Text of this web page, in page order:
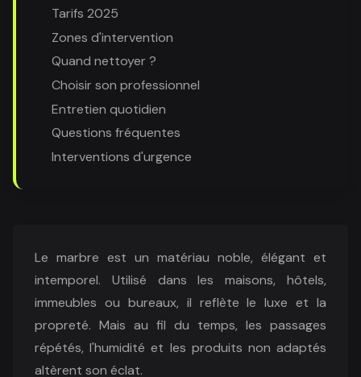
Tarifs 2025
Zones d'intervention
Quand nettoyer ?
Choisir son professionnel
Entretien quotidien
Questions fréquentes
Interventions d'urgence
Le marbre est un matériau noble, élégant et
intemporel. Utilisé dans les maisons, hôtels,
immeubles ou bureaux, il reflète le luxe et la
propreté. Mais au fil du temps, les passages
répétés, l'humidité et les produits non adaptés
altèrent son éclat.